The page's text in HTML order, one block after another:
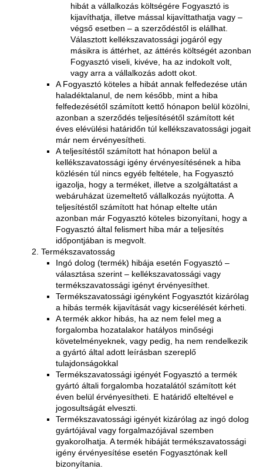
hibát a vállalkozás költségére Fogyasztó is
kijavíthatja, illetve mással kijavíttathatja vagy –
végső esetben – a szerződéstől is elállhat.
Választott kellékszavatossági jogáról egy
másikra is áttérhet, az áttérés költségét azonban
Fogyasztó viseli, kivéve, ha az indokolt volt,
vagy arra a vállalkozás adott okot.
A Fogyasztó köteles a hibát annak felfedezése után
haladéktalanul, de nem később, mint a hiba
felfedezésétől számított kettő hónapon belül közölni,
azonban a szerződés teljesítésétől számított két
éves elévülési határidőn túl kellékszavatossági jogait
már nem érvényesítheti.
A teljesítéstől számított hat hónapon belül a
kellékszavatossági igény érvényesítésének a hiba
közlésén túl nincs egyéb feltétele, ha Fogyasztó
igazolja, hogy a terméket, illetve a szolgáltatást a
webáruházat üzemeltető vállalkozás nyújtotta. A
teljesítéstől számított hat hónap eltelte után
azonban már Fogyasztó köteles bizonyítani, hogy a
Fogyasztó által felismert hiba már a teljesítés
időpontjában is megvolt.
Termékszavatosság
Ingó dolog (termék) hibája esetén Fogyasztó –
választása szerint – kellékszavatossági vagy
termékszavatossági igényt érvényesíthet.
Termékszavatossági igényként Fogyasztót kizárólag
a hibás termék kijavítását vagy kicserélését kérheti.
A termék akkor hibás, ha az nem felel meg a
forgalomba hozatalakor hatályos minőségi
követelményeknek, vagy pedig, ha nem rendelkezik
a gyártó által adott leírásban szereplő
tulajdonságokkal
Termékszavatossági igényét Fogyasztó a termék
gyártó általi forgalomba hozatalától számított két
éven belül érvényesítheti. E határidő elteltével e
jogosultságát elveszti.
Termékszavatossági igényét kizárólag az ingó dolog
gyártójával vagy forgalmazójával szemben
gyakorolhatja. A termék hibáját termékszavatossági
igény érvényesítése esetén Fogyasztónak kell
bizonyítania.